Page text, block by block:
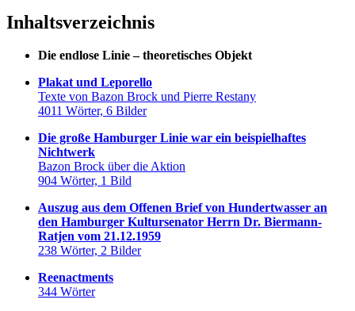
Inhaltsverzeichnis
Die endlose Linie – theoretisches Objekt
Plakat und Leporello
Texte von Bazon Brock und Pierre Restany
4011 Wörter, 6 Bilder
Die große Hamburger Linie war ein beispielhaftes
Nichtwerk
Bazon Brock über die Aktion
904 Wörter, 1 Bild
Auszug aus dem Offenen Brief von Hundertwasser an
den Hamburger Kultursenator Herrn Dr. Biermann-
Ratjen vom 21.12.1959
238 Wörter, 2 Bilder
Reenactments
344 Wörter